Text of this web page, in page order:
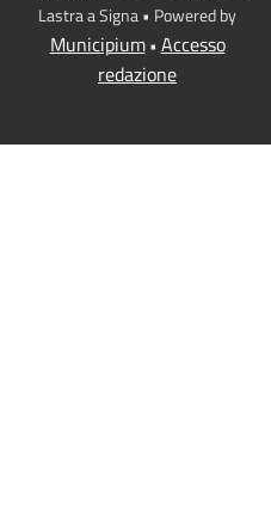
Lastra a Signa • Powered by
Municipium• Accesso
redazione